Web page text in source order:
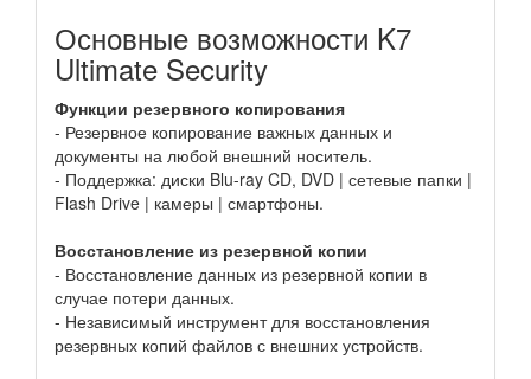
Основные возможности K7
Ultimate Security
Функции резервного копирования
- Резервное копирование важных данных и
документы на любой внешний носитель.
- Поддержка: диски Blu-ray CD, DVD | сетевые папки |
Flash Drive | камеры | смартфоны.
Восстановление из резервной копии
- Восстановление данных из резервной копии в
случае потери данных.
- Независимый инструмент для восстановления
резервных копий файлов с внешних устройств.